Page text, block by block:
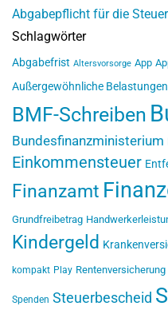
Abgabepflicht für die
Schlagwörter
Abgabefrist Altersvorsorge App
Außergewöhnliche Belastungen
BMF-Schreiben
Bundesfinanzministerium
Einkommensteuer
Finanzamt
Grundfreibetrag
Kindergeld
kompakt Play Rentenversicherung
Spenden Steuerbescheid